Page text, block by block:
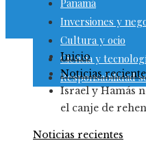
Panamá
Inversiones y
Cultura y ocio
Ciencia y
Responsabilidad
Inicio
Noticias
Israel y Hamás
el canje de
Noticias recientes